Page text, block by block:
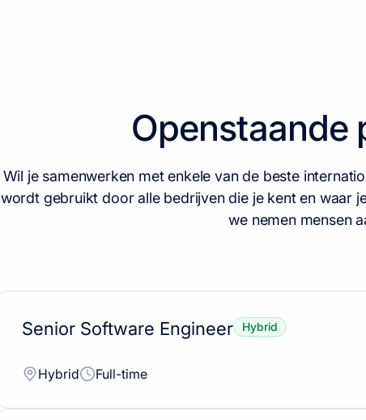
Openstaande
Wil je samenwerken met enkele van de beste
wordt gebruikt door alle bedrijven die je kent en waar
we nemen mensen
Senior Software Engineer Hybrid
Hybrid Full-time